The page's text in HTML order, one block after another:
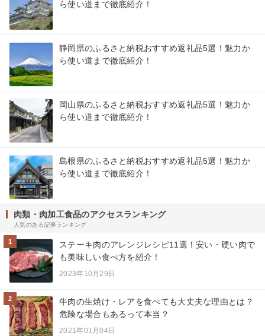
ら使い道まで徹底紹介！
静岡県のふるさと納税おすすめ返礼品5選！魅力か
ら使い道まで徹底紹介！
岡山県のふるさと納税おすすめ返礼品5選！魅力か
ら使い道まで徹底紹介！
島根県のふるさと納税おすすめ返礼品5選！魅力か
ら使い道まで徹底紹介！
肉類・肉加工食品のアクセスランキング
人気のある記事ランキング
1
ステーキ肉のアレンジレシピ11選！安い・硬い肉で
も美味しい食べ方を紹介！
2023年10月29日
2
牛肉の生焼け・レアを食べても大丈夫な理由とは？
危険な場合もあるって本当？
2021年01月04日